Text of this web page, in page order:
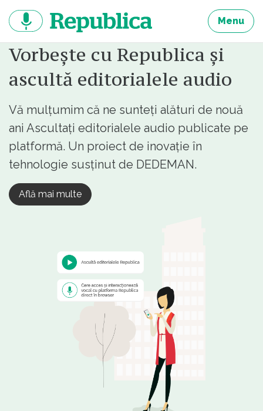
continut
Menu
Vorbește cu Republica și
ascultă editorialele audio
Vă mulțumim că ne sunteți alături de nouă
ani Ascultați editorialele audio publicate pe
platformă. Un proiect de inovație în
tehnologie susținut de DEDEMAN.
Află mai multe